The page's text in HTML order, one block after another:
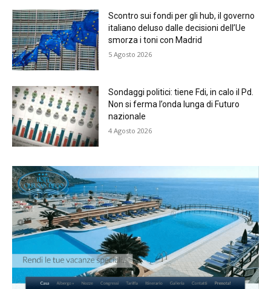
Scontro sui fondi per gli hub, il governo
italiano deluso dalle decisioni dell’Ue
smorza i toni con Madrid
5 Agosto 2026
Sondaggi politici: tiene Fdi, in calo il Pd.
Non si ferma l’onda lunga di Futuro
nazionale
4 Agosto 2026